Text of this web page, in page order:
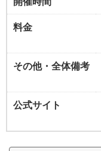
料金
その他・全体備考
公式サイト